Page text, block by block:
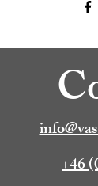
+46